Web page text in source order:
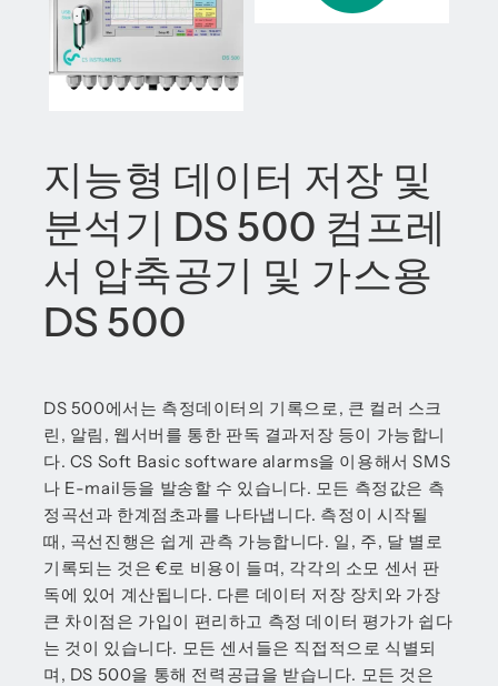
지능형 데이터 저장 및
분석기 DS 500 컴프레
서 압축공기 및 가스용
DS 500
DS 500에서는 측정데이터의 기록으로, 큰 컬러 스크
린, 알림, 웹서버를 통한 판독 결과저장 등이 가능합니
다. CS Soft Basic software alarms을 이용해서 SMS
나 E-mail등을 발송할 수 있습니다. 모든 측정값은 측
정곡선과 한계점초과를 나타냅니다. 측정이 시작될
때, 곡선진행은 쉽게 관측 가능합니다. 일, 주, 달 별로
기록되는 것은 €로 비용이 들며, 각각의 소모 센서 판
독에 있어 계산됩니다. 다른 데이터 저장 장치와 가장
큰 차이점은 가입이 편리하고 측정 데이터 평가가 쉽다
는 것이 있습니다. 모든 센서들은 직접적으로 식별되
며, DS 500을 통해 전력공급을 받습니다. 모든 것은